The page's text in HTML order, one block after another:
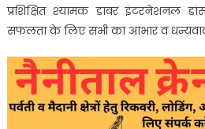
प्रशिक्षित श्यामक डाबर इंटरनेशनल
सफलता के लिए सभी का आभार व धन्यवाद